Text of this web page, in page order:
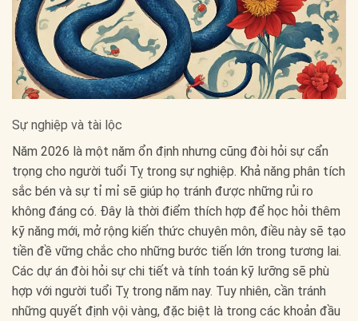
Sự nghiệp và tài lộc
Năm 2026 là một năm ổn định nhưng cũng đòi hỏi sự cẩn
trọng cho người tuổi Tỵ trong sự nghiệp. Khả năng phân tích
sắc bén và sự tỉ mỉ sẽ giúp họ tránh được những rủi ro
không đáng có. Đây là thời điểm thích hợp để học hỏi thêm
kỹ năng mới, mở rộng kiến thức chuyên môn, điều này sẽ tạo
tiền đề vững chắc cho những bước tiến lớn trong tương lai.
Các dự án đòi hỏi sự chi tiết và tính toán kỹ lưỡng sẽ phù
hợp với người tuổi Tỵ trong năm nay. Tuy nhiên, cần tránh
những quyết định vội vàng, đặc biệt là trong các khoản đầu